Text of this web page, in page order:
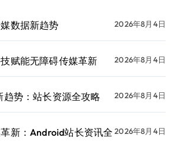
数据新趋势 2026年8月4日
赋能无障碍传媒革新 2026年8月4日
趋势：站长资源全攻略 2026年8月4日
新：Android站长资讯全 2026年8月4日